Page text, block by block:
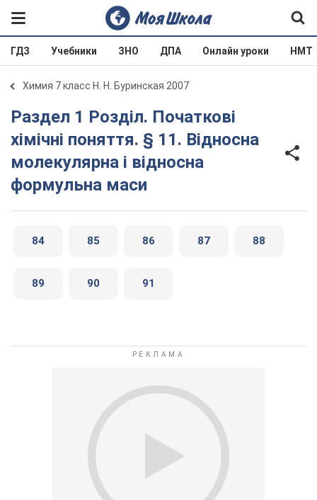
ГДЗ Учебники ЗНО ДПА Онлайн уроки НМТ
Химия 7 класс Н. Н. Буринская 2007
Раздел 1 Розділ. Початкові
хімічні поняття. § 11. Відносна
молекулярна і відносна
формульна маси
84 85 86 87 88
89 90 91